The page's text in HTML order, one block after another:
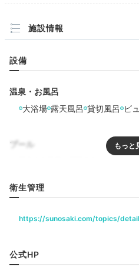
16:00
自然あふれる露天風
施設情報
設備
温泉・お風呂
大浴場 露天風呂 貸切風呂 ビ
プール
リラクゼーション
衛生管理
https://sunosaki.com/topics/
公式HP